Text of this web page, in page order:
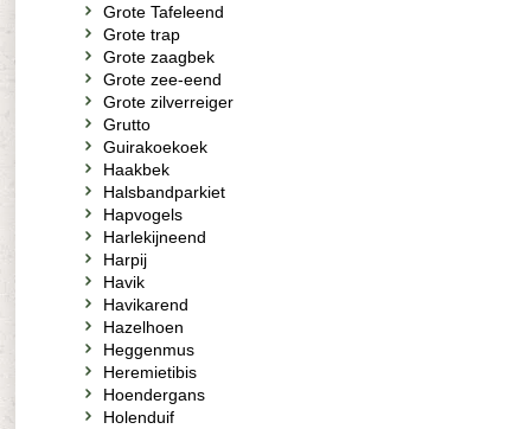
Grote Tafeleend
Grote trap
Grote zaagbek
Grote zee-eend
Grote zilverreiger
Grutto
Guirakoekoek
Haakbek
Halsbandparkiet
Hapvogels
Harlekijneend
Harpij
Havik
Havikarend
Hazelhoen
Heggenmus
Heremietibis
Hoendergans
Holenduif